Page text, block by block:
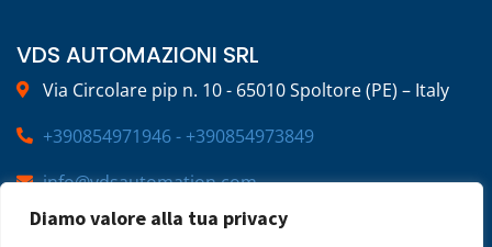
Diamo valore alla tua privacy
VDS AUTOMAZIONI SRL
Via Circolare pip n. 10 - 65010 Spoltore (PE) – Italy
+390854971946 - +390854973849
info@vdsautomation.com